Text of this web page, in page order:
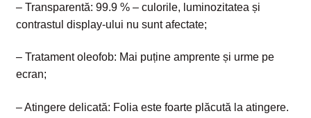
– Transparentă: 99.9 % – culorile, luminozitatea și
contrastul display-ului nu sunt afectate;
– Tratament oleofob: Mai puține amprente și urme pe
ecran;
– Atingere delicată: Folia este foarte plăcută la atingere.